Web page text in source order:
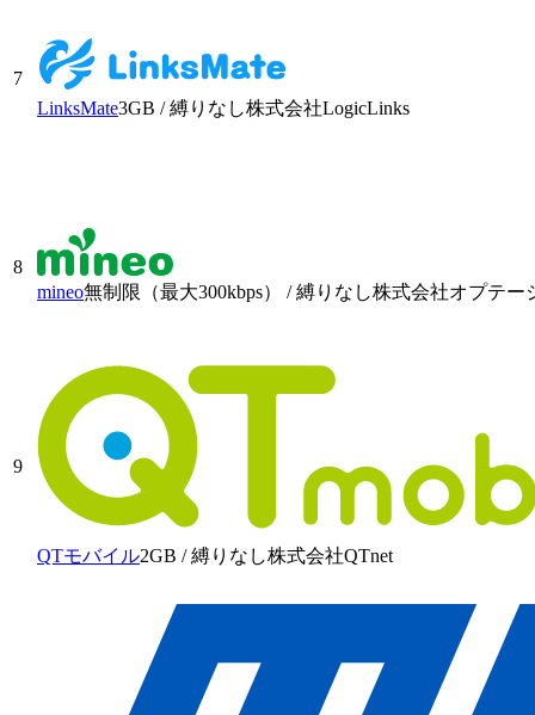
7
LinksMate3GB /縛りなし株式会社LogicLinks
8
mineo無制限（最大300kbps） /縛りなし株式会社オプテー
9
QTモバイル2GB /縛りなし株式会社QTnet